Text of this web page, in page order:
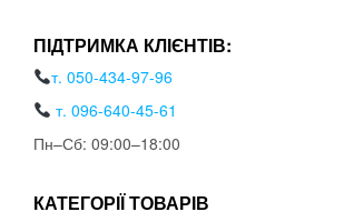
ПІДТРИМКА КЛІЄНТІВ:
т. 050-434-97-96
т. 096-640-45-61
Пн–Сб: 09:00–18:00
КАТЕГОРІЇ ТОВАРІВ